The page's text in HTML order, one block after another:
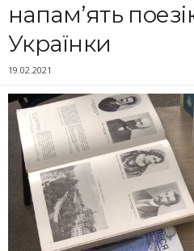
напам’ять
Українки
19.02.2021